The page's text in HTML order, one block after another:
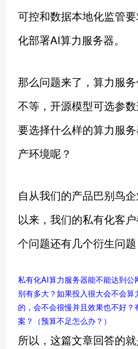
可控和数据本地化监管
化部署AI算力服务器。
那么问题来了，算力服
不等，开源模型可选参
要选择什么样的算力服
产环境呢？
自从我们的产品巴别鸟
以来，我们的私有化客
个问题还有几个衍生问题
私有化AI算力服务器能不能达到
别有多大？如果投入很大会不会算
的，会不会很慢并且效果也不好？
案？（预算不足怎么办？）
所以，这篇文章回答的